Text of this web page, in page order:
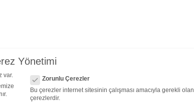
Yönetimi
var.
Zorunlu Çerezler
Bu çerezler internet sitesinin çalışması amacıyla gerekli olan
çerezlerdir.